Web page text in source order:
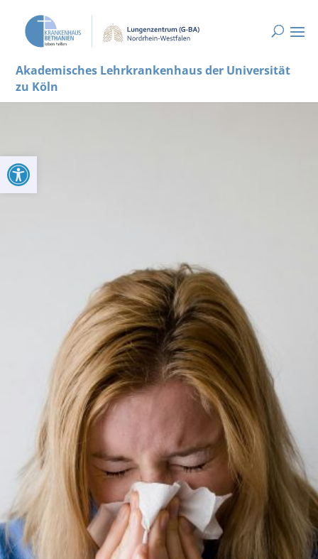
Akademisches Lehrkrankenhaus der Universität
zu Köln
Werkzeugleiste öffnen